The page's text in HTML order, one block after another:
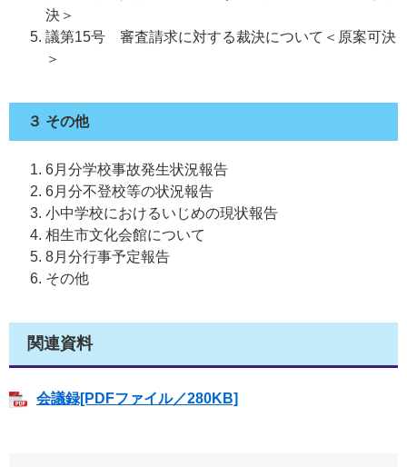
決＞
議第15号 審査請求に対する裁決について＜原案可決
＞
３ その他
6月分学校事故発生状況報告
6月分不登校等の状況報告
小中学校におけるいじめの現状報告
相生市文化会館について
8月分行事予定報告
その他
関連資料
会議録[PDFファイル／280KB]